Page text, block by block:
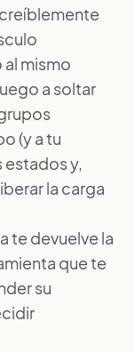
mismo
a soltar
(y a tu
estados y,
la carga
te devuelve la
que te
su